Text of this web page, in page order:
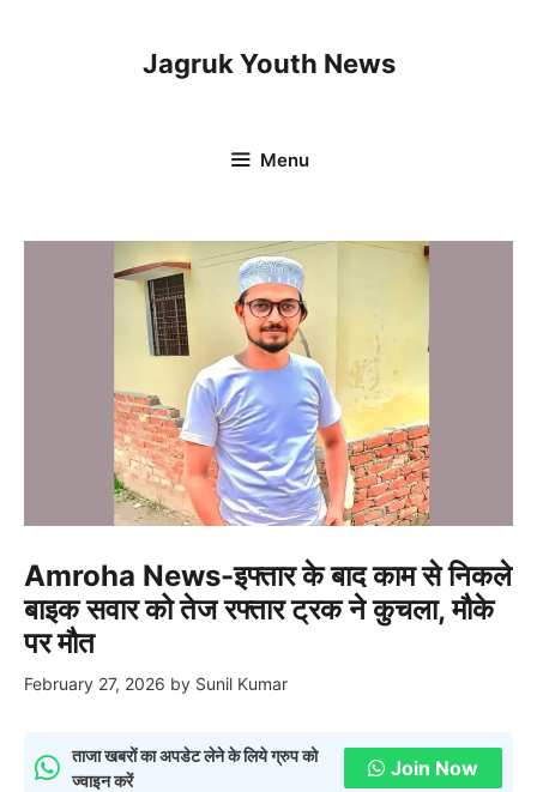
Jagruk Youth News
Menu
Amroha News-इफ्तार के बाद काम से निकले
बाइक सवार को तेज रफ्तार ट्रक ने कुचला, मौके
पर मौत
February 27, 2026 by Sunil Kumar
ताजा खबरों का अपडेट लेने के लिये ग्रुप को
ज्वाइन करें
Join Now